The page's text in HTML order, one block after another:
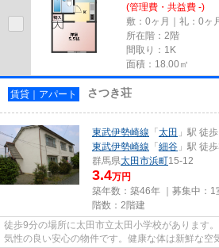
(管理費・共益費 -)
敷：0ヶ月｜礼：0ヶ
所在階：2階
間取り：1K
面積：18.00㎡
賃貸｜アパート さつき荘
東武伊勢崎線 「 太田 」駅 徒
東武伊勢崎線 「 細谷 」駅 徒
群馬県太田市浜町15-12
3.4万円
築年数：築46年 ｜募集中： 1
階数：2階建
徒歩9分の場所に太田市立太田小学校があります
気性の良い安心の物件です。健康な体は新鮮な空